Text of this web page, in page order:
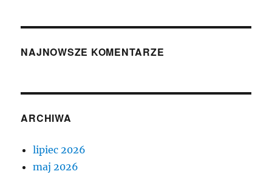
NAJNOWSZE KOMENTARZE
ARCHIWA
lipiec 2026
maj 2026